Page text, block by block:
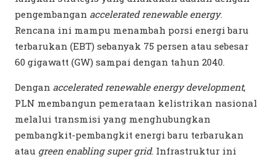
pengembangan accelerated renewable energy.
Rencana ini mampu menambah porsi energi baru
terbarukan (EBT) sebanyak 75 persen atau sebesar
60 gigawatt (GW) sampai dengan tahun 2040.
Dengan accelerated renewable energy development,
PLN membangun pemerataan kelistrikan nasional
melalui transmisi yang menghubungkan
pembangkit-pembangkit energi baru terbarukan
atau green enabling super grid. Infrastruktur ini